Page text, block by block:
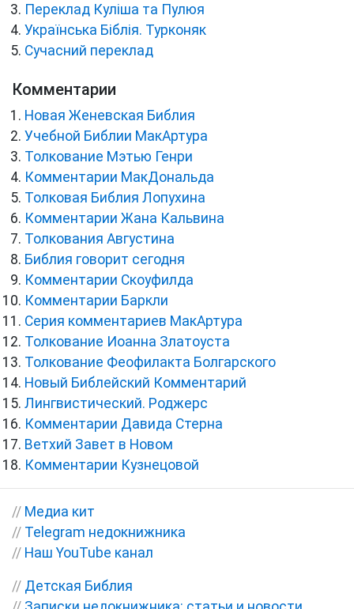
Переклад Куліша та Пулюя
Українська Біблія. Турконяк
Сучасний переклад
Комментарии
Новая Женевская Библия
Учебной Библии МакАртура
Толкование Мэтью Генри
Комментарии МакДональда
Толковая Библия Лопухина
Комментарии Жана Кальвина
Толкования Августина
Библия говорит сегодня
Комментарии Скоуфилда
Комментарии Баркли
Серия комментариев МакАртура
Толкование Иоанна Златоуста
Толкование Феофилакта Болгарского
Новый Библейский Комментарий
Лингвистический. Роджерс
Комментарии Давида Стерна
Ветхий Завет в Новом
Комментарии Кузнецовой
// Медиа кит
// Telegram недокнижника
// Наш YouTube канал
// Детская Библия